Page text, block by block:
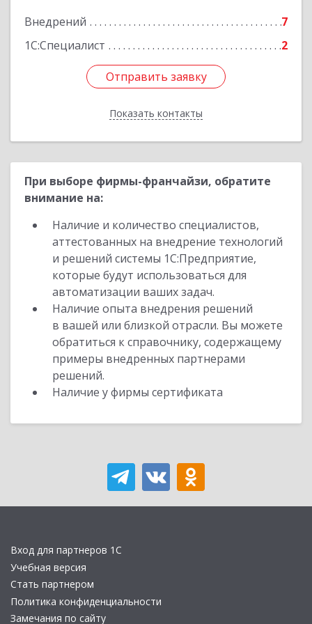
Внедрений
7
1С:Специалист
2
Отправить заявку
Показать контакты
Отправить заявку
Назад
При выборе фирмы-франчайзи, обратите
внимание на:
Наличие и количество специалистов,
аттестованных на внедрение технологий
и решений системы 1С:Предприятие,
которые будут использоваться для
автоматизации ваших задач.
Наличие опыта внедрения решений
в вашей или близкой отрасли. Вы можете
обратиться к справочнику, содержащему
примеры внедренных партнерами
решений.
Наличие у фирмы сертификата
Вход для партнеров 1С
Учебная версия
Стать партнером
Политика конфиденциальности
Замечания по сайту